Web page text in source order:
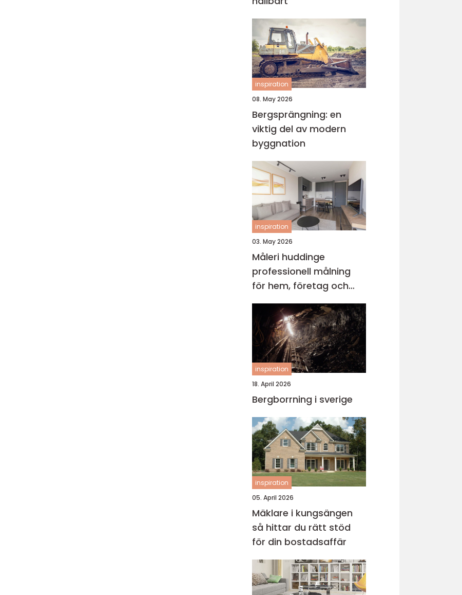
inspiration
08. May 2026
Bergsprängning: en
viktig del av modern
byggnation
inspiration
03. May 2026
Måleri huddinge
professionell målning
för hem, företag och
föreningar
inspiration
18. April 2026
Bergborrning i sverige
inspiration
05. April 2026
Mäklare i kungsängen
så hittar du rätt stöd
för din bostadsaffär